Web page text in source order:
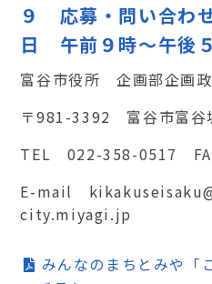
９ 応募・問い合わ
日 午前９時～午後５
富谷市役所 企画部企画
〒981-3392 富谷市富谷
TEL
022-358-0517
E-mail
city.miyagi.jp
みんなのまちとみや「